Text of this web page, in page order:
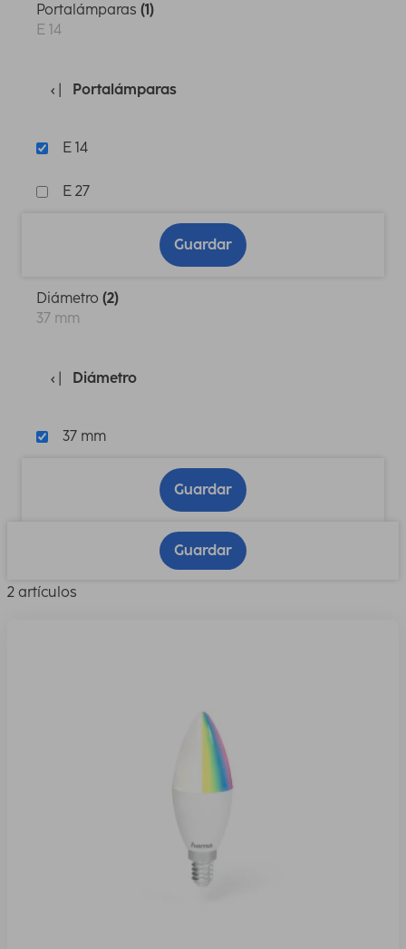
Portalámparas (1)
E 14
Portalámparas
E 14
E 27
Guardar
Diámetro (2)
37 mm
Diámetro
37 mm
Guardar
Guardar
2 artículos